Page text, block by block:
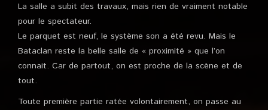
La salle a subit des travaux, mais rien de vraiment notable
pour le spectateur.
Le parquet est neuf, le système son a été revu. Mais le
Bataclan reste la belle salle de « proximité » que l’on
connait. Car de partout, on est proche de la scène et de
tout.
Toute première partie ratée volontairement, on passe au